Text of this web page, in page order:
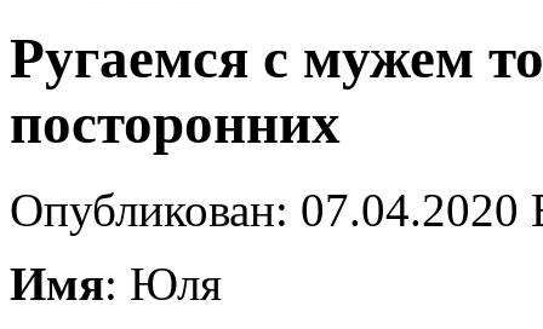
Ругаемся с мужем
посторонних
Опубликован:
Имя: Юля